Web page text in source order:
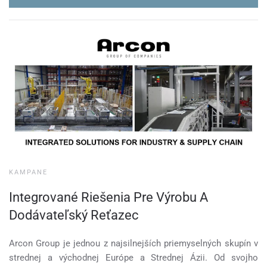
KAMPANE
Integrované Riešenia Pre Výrobu A
Dodávateľský Reťazec
Arcon Group je jednou z najsilnejších priemyselných skupín v
strednej a východnej Európe a Strednej Ázii. Od svojho